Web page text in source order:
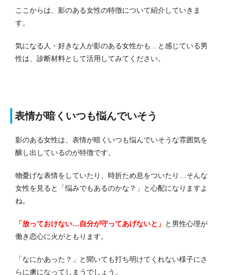
ここからは、影のある女性の特徴について紹介していきま
す。
気になる人・好きな人が影のある女性かも…と感じている男
性は、診断材料として活用してみてください。
表情が暗くいつも悩んでいそう
影のある女性は、表情が暗くいつも悩んでいそうな雰囲気を
醸し出しているのが特徴です。
物憂げな表情をしていたり、時折ため息をついたり…そんな
女性を見ると「悩みでもあるのかな？」と心配になりますよ
ね。
「放っておけない…自分が守ってあげないと」 と男性心理が
働き恋心に火がともります。
「なにかあった？」と聞いても打ち明けてくれない様子にさ
らに虜になってしまうでしょう。